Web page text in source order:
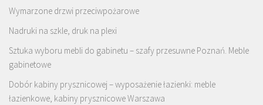
Wymarzone drzwi przeciwpożarowe
Nadruki na szkle, druk na plexi
Sztuka wyboru mebli do gabinetu – szafy przesuwne Poznań. Meble
gabinetowe
Dobór kabiny prysznicowej – wyposażenie łazienki: meble
łazienkowe, kabiny prysznicowe Warszawa